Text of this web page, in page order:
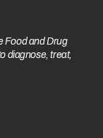
Food and Drug
diagnose, treat,